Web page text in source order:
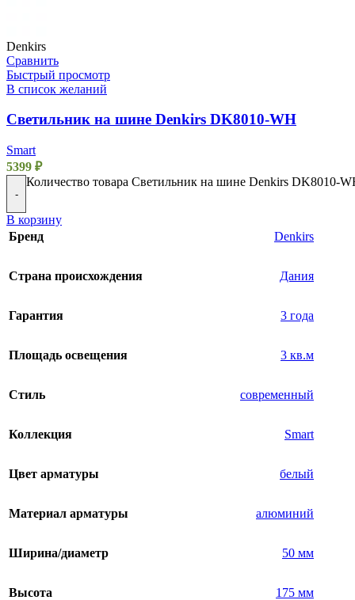
Denkirs
Сравнить
Быстрый просмотр
В список желаний
Светильник на шине Denkirs DK8010-WH
Smart
5399 ₽
-
Количество товара Светильник на шине Denkirs DK8010-
В корзину
Бренд
Denkirs
Страна происхождения Дания
Гарантия 3 года
Площадь освещения 3 кв.м
Стиль современный
Коллекция Smart
Цвет арматуры белый
Материал арматуры алюминий
Ширина/диаметр 50 мм
Высота 175 мм